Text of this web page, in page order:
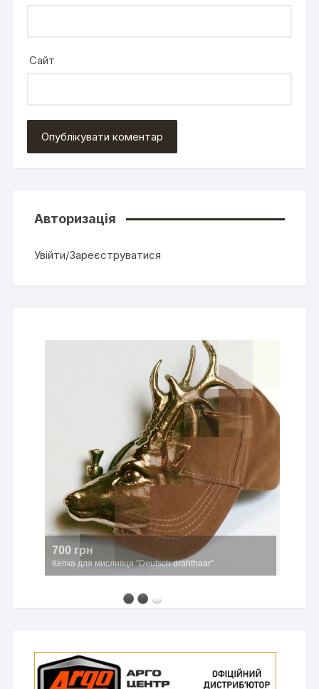
Сайт
Авторизація
Увійти/Зареєструватися
700 грн
Кепка для мисливця “Deutsch drahthaar”